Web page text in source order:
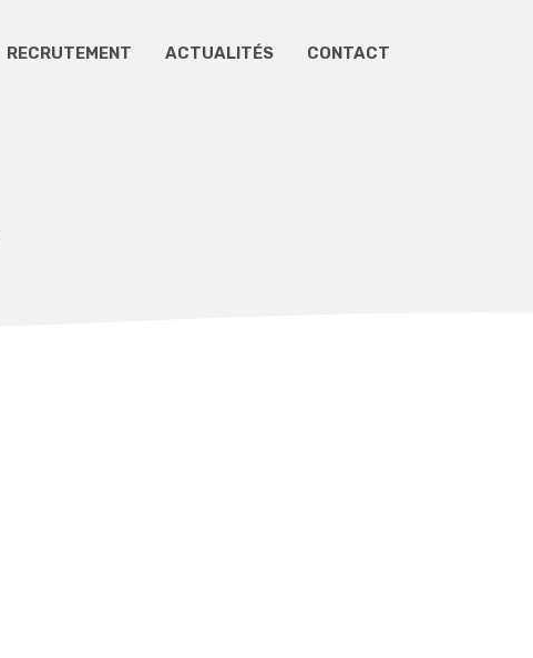
RECRUTEMENT ACTUALITÉS CONTACT